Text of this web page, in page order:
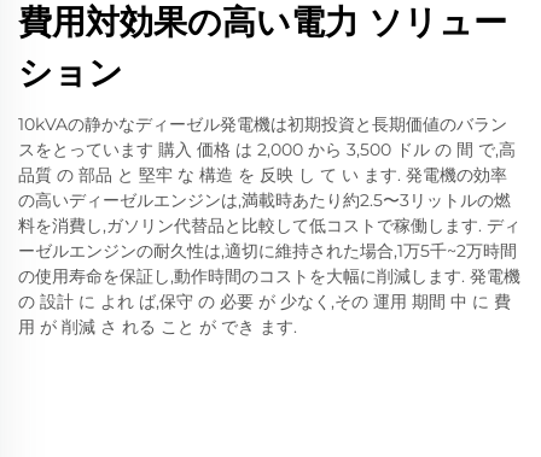
費用対効果の高い電力 ソリュー
ション
10kVAの静かなディーゼル発電機は初期投資と長期価値のバラン
スをとっています 購入 価格 は 2,000 から 3,500 ドル の 間 で,高
品質 の 部品 と 堅牢 な 構造 を 反映 し て い ます. 発電機の効率
の高いディーゼルエンジンは,満載時あたり約2.5〜3リットルの燃
料を消費し,ガソリン代替品と比較して低コストで稼働します. ディ
ーゼルエンジンの耐久性は,適切に維持された場合,1万5千~2万時間
の使用寿命を保証し,動作時間のコストを大幅に削減します. 発電機
の 設計 に よれ ば,保守 の 必要 が 少なく,その 運用 期間 中 に 費
用 が 削減 さ れる こと が でき ます.